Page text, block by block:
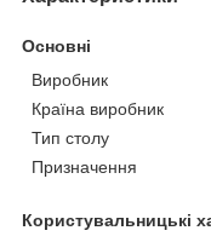
Основні
Виробник
Країна виробник
Тип столу
Призначення
Користувальницькі